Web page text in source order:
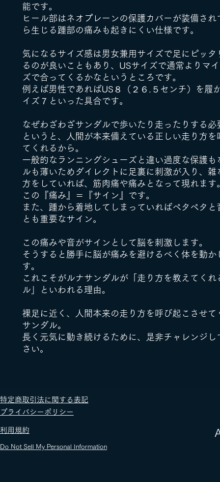
能です。
ヒール部はネオプレーンの保護カバーが装備され
ら生じる踵部の痛みも起きにくい仕様です。
気になるサイズ感は男女兼用サイズで足にピッタ
るのが良いこともあり、USサイズで通常よりマ
ズで合ってくるかなというところです。
例えば男性であればUS８（２６.５センチ）を履
イズ７といった具合です。
なぜわざわざサンダルで歩いたり走ったりする必
というと、人間が本来備えている正しい走り方を
てくれるから。
一般的なランニングシューズと違い過度な保護も
ルも薄いためダイレクトに足裏に刺激が入り、雑
方をしていれば、筋肉痛や痛みとなって現れます
この『痛み』＝『サイン』です。
また、踵から着地してしまっていればペタペタと
とも重要なサイン。
この痛みや音がサインとして脳を刺激します。
そうすると勝手に脳が痛みを避けるべく体を動か
す。
これこそがルナサンダルが「走り方を教えてくれ
ル」といわれる理由。
裸足に近く、人間本来の走り方を呼び起こさせて
サンダル。
長く元気に動き続けるために、是非チャレンジし
さい。
​特定商取引法に関する表記
​プライバシーポリシー
​利用規約
Do Not Sell My Personal Information